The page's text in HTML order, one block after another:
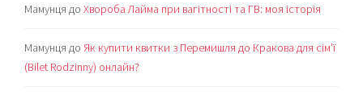
Мамунця доХвороба Лайма при вагітності та ГВ: моя історія
Мамунця до Як купити квитки з Перемишля до Кракова для сім’ї
(Bilet Rodzinny) онлайн?